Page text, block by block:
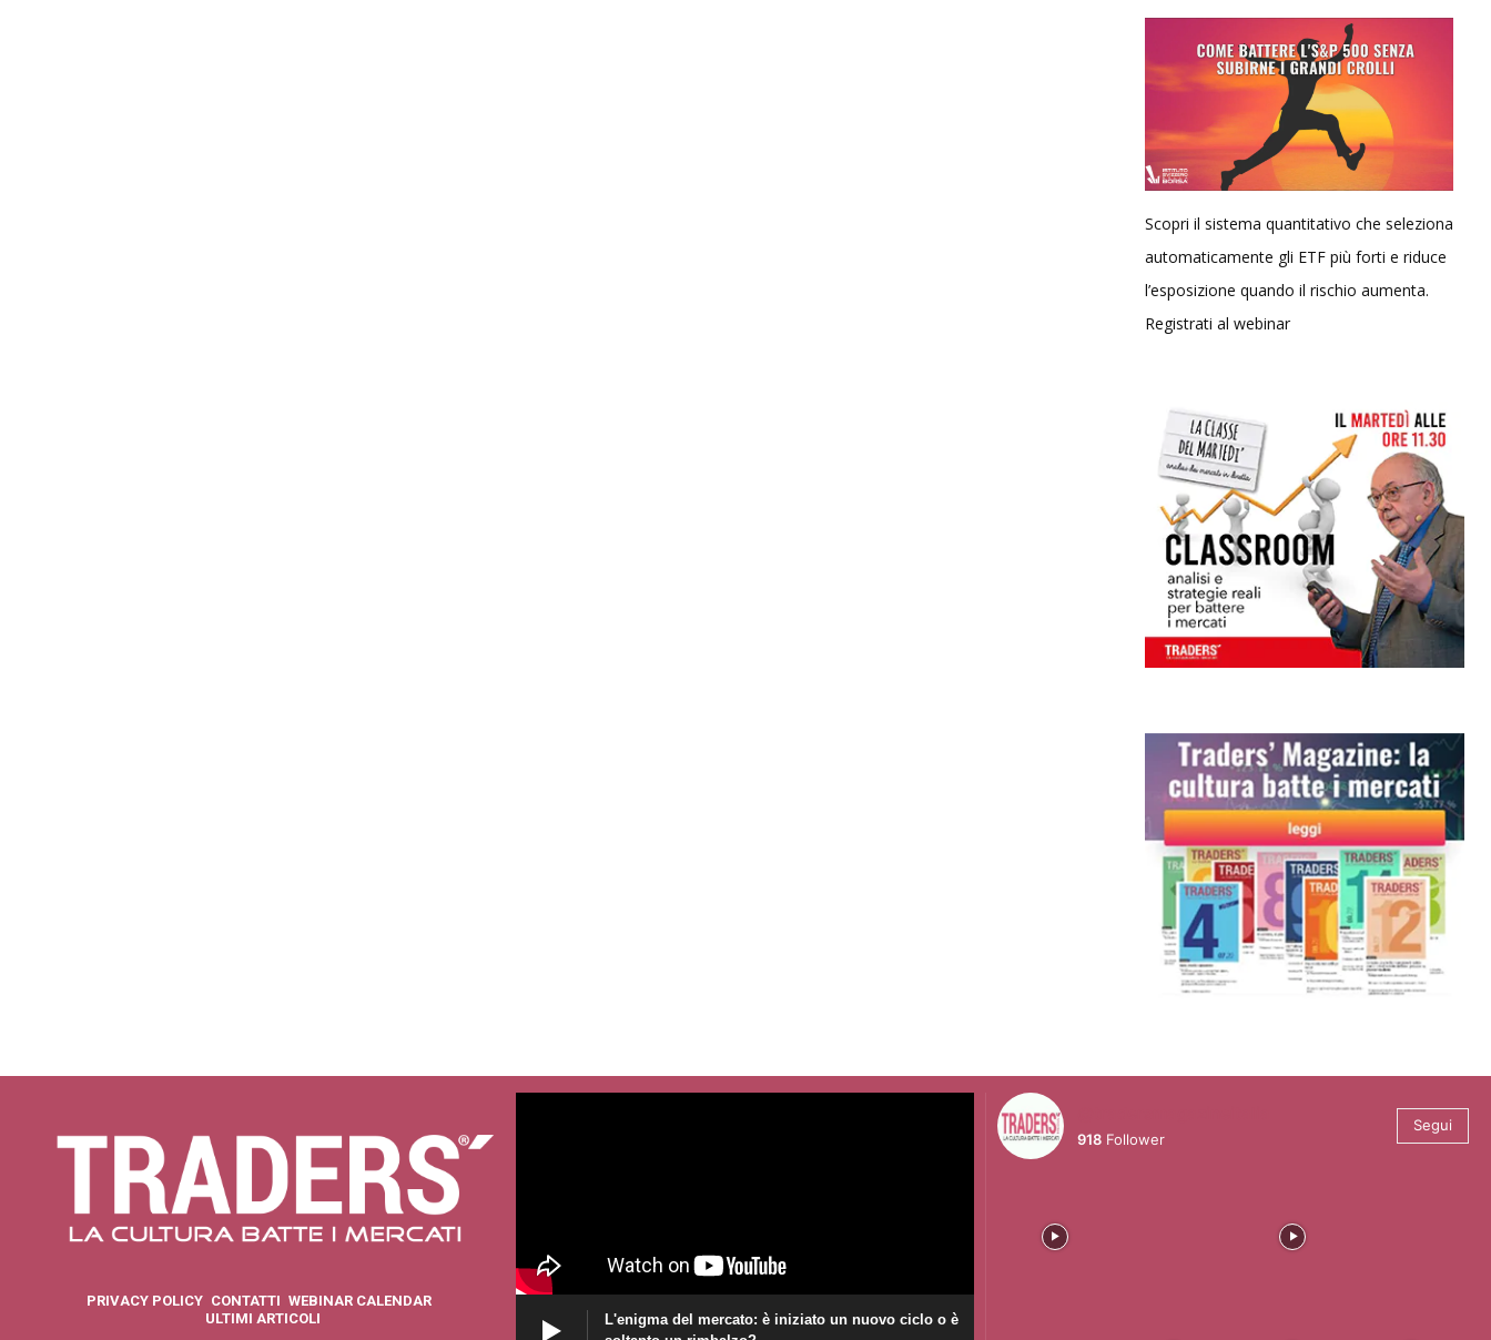
Scopri il sistema quantitativo che seleziona
automaticamente gli ETF più forti e riduce
l’esposizione quando il rischio aumenta.
Registrati al webinar
PRIVACY POLICY CONTATTI WEBINAR CALENDAR
ULTIMI ARTICOLI
L'enigma del mercato: è iniziato un nuovo ciclo o è
918 Follower
Segui